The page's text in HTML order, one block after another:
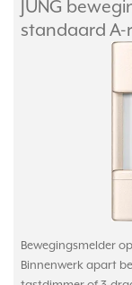
JUNG
standaard A-
Bewegingsmelder
Binnenwerk apart